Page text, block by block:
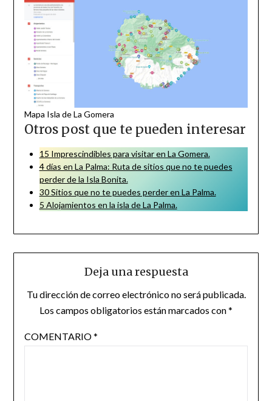
Mapa Isla de La Gomera
Otros post que te pueden interesar
15 Imprescindibles para visitar en La Gomera.
4 días en La Palma: Ruta de sitios que no te puedes
perder de la Isla Bonita.
30 Sitios que no te puedes perder en La Palma.
5 Alojamientos en la isla de La Palma.
Deja una respuesta
Tu dirección de correo electrónico no será publicada.
Los campos obligatorios están marcados con*
COMENTARIO*